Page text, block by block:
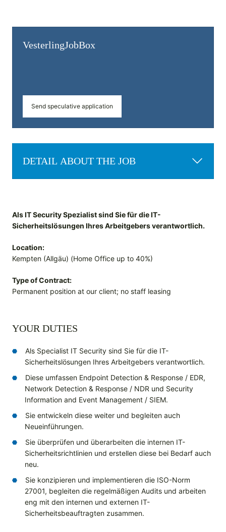
Vesterling­JobBox
Send speculative application
DETAIL ABOUT THE JOB
Als IT Security Spezialist sind Sie für die IT-
Sicherheitslösungen Ihres Arbeitgebers verantwortlich.
Location:
Kempten (Allgäu) (Home Office up to 40%)
Type of Contract:
Permanent position at our client; no staff leasing
YOUR DUTIES
Als Specialist IT Security sind Sie für die IT-
Sicherheitslösungen Ihres Arbeitgebers verantwortlich.
Diese umfassen Endpoint Detection & Response / EDR,
Network Detection & Response / NDR und Security
Information and Event Management / SIEM.
Sie entwickeln diese weiter und begleiten auch
Neueinführungen.
Sie überprüfen und überarbeiten die internen IT-
Sicherheitsrichtlinien und erstellen diese bei Bedarf auch
neu.
Sie konzipieren und implementieren die ISO-Norm
27001, begleiten die regelmäßigen Audits und arbeiten
eng mit den internen und externen IT-
Sicherheitsbeauftragten zusammen.